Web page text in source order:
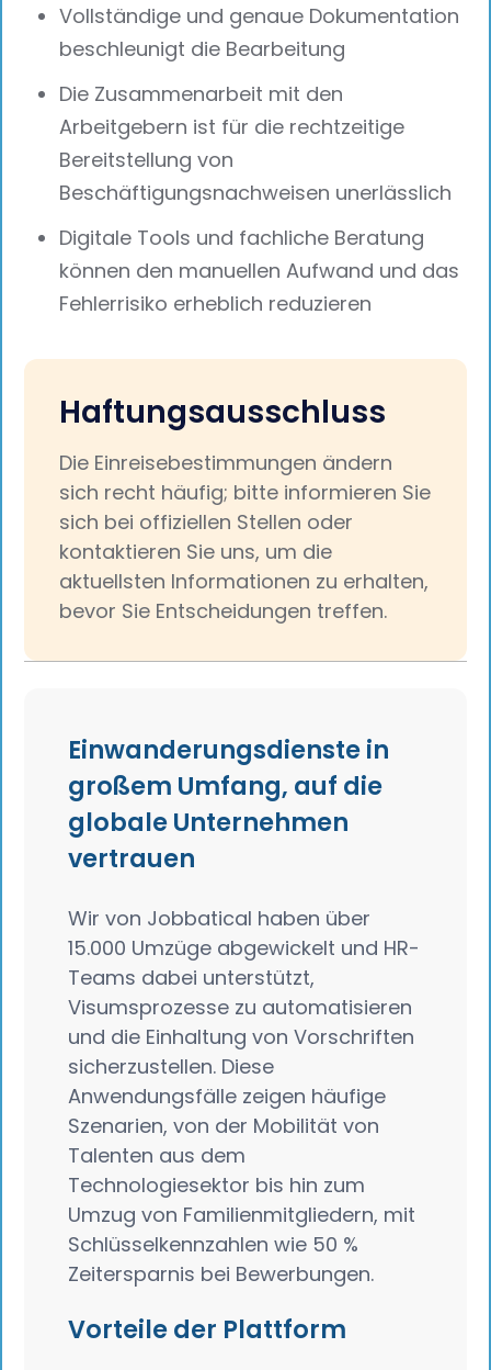
Vollständige und genaue Dokumentation
beschleunigt die Bearbeitung
Die Zusammenarbeit mit den
Arbeitgebern ist für die rechtzeitige
Bereitstellung von
Beschäftigungsnachweisen unerlässlich
Digitale Tools und fachliche Beratung
können den manuellen Aufwand und das
Fehlerrisiko erheblich reduzieren
Haftungsausschluss
Die Einreisebestimmungen ändern
sich recht häufig; bitte informieren Sie
sich bei offiziellen Stellen oder
kontaktieren Sie uns, um die
aktuellsten Informationen zu erhalten,
bevor Sie Entscheidungen treffen.
Einwanderungsdienste in
großem Umfang, auf die
globale Unternehmen
vertrauen
Wir von Jobbatical haben über
15.000 Umzüge abgewickelt und HR-
Teams dabei unterstützt,
Visumsprozesse zu automatisieren
und die Einhaltung von Vorschriften
sicherzustellen. Diese
Anwendungsfälle zeigen häufige
Szenarien, von der Mobilität von
Talenten aus dem
Technologiesektor bis hin zum
Umzug von Familienmitgliedern, mit
Schlüsselkennzahlen wie 50 %
Zeitersparnis bei Bewerbungen.
Vorteile der Plattform